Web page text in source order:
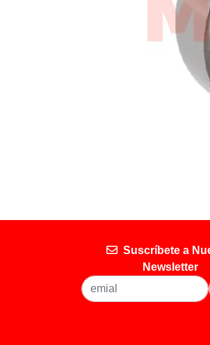
Suscríbete a
Newsletter